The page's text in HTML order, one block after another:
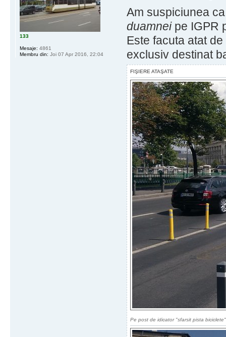
Am suspiciunea
duamneipe IGPR
Este facuta atat
exclusiv destinat
FIŞIERE ATAŞATE
Pe post de idicator "sfarsit pista
133
Mesaje: 4861
Membru din: Joi 07 Apr 2016, 22:04